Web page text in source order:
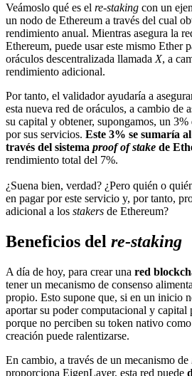
Veámoslo qué es el re-staking con un
un nodo de Ethereum a través del cual
rendimiento anual. Mientras asegura la
Ethereum, puede usar este mismo Ether
oráculos descentralizada llamada X, a
rendimiento adicional.
Por tanto, el validador ayudaría a
esta nueva red de oráculos, a cambio de
su capital y obtener, supongamos, un
por sus servicios. Este 3% se sumaría
través del sistema proof of stake de
rendimiento total del 7%.
¿Suena bien, verdad? ¿Pero quién o
en pagar por este servicio y, por tanto,
adicional a los stakers de Ethereum?
Beneficios del re-staking
A día de hoy, para crear una red
tener un mecanismo de consenso
propio. Esto supone que, si en un inicio
aportar su poder computacional y capital
porque no perciben su token nativo
creación puede ralentizarse.
En cambio, a través de un mecanismo de
proporciona EigenLayer, esta red puede